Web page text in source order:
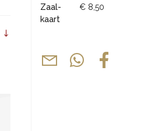
Zaal-
kaart
€ 8,50